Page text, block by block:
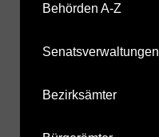
Behörden A-Z
Senatsverwaltungen
Bezirksämter